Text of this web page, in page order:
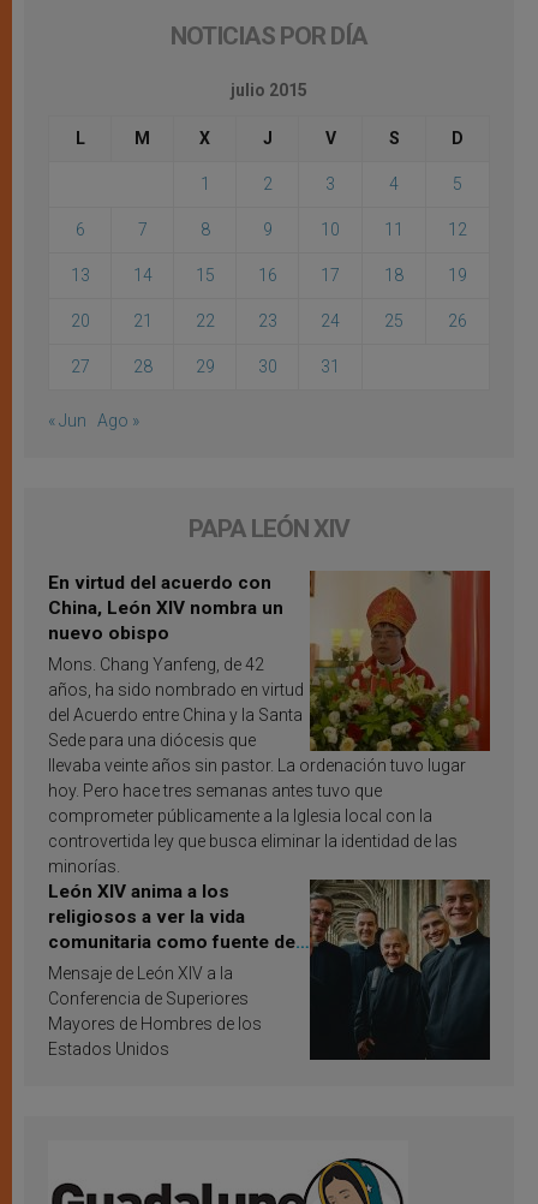
NOTICIAS POR DÍA
julio 2015
L M X J V S D
1 2 3 4 5
6 7 8 9 10 11 12
13 14 15 16 17 18 19
20 21 22 23 24 25 26
27 28 29 30 31
« Jun Ago »
PAPA LEÓN XIV
En virtud del acuerdo con
China, León XIV nombra un
nuevo obispo
Mons. Chang Yanfeng, de 42
años, ha sido nombrado en virtud
del Acuerdo entre China y la Santa
Sede para una diócesis que
llevaba veinte años sin pastor. La ordenación tuvo lugar
hoy. Pero hace tres semanas antes tuvo que
comprometer públicamente a la Iglesia local con la
controvertida ley que busca eliminar la identidad de las
minorías.
León XIV anima a los
religiosos a ver la vida
comunitaria como fuente de
inspiración y santificación
Mensaje de León XIV a la
Conferencia de Superiores
Mayores de Hombres de los
Estados Unidos